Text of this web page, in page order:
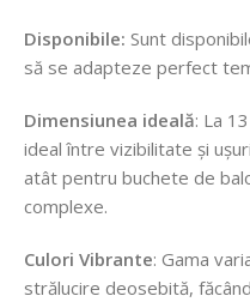
Disponibile: Sunt
să se adapteze perfect
Dimensiunea ideală: La
ideal între vizibilitate și
atât pentru buchete de
complexe.
Culori Vibrante: Gama
strălucire deosebită,